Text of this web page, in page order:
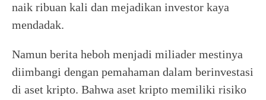
naik ribuan kali dan mejadikan investor kaya
mendadak.
Namun berita heboh menjadi miliader mestinya
diimbangi dengan pemahaman dalam berinvestasi
di aset kripto. Bahwa aset kripto memiliki risiko